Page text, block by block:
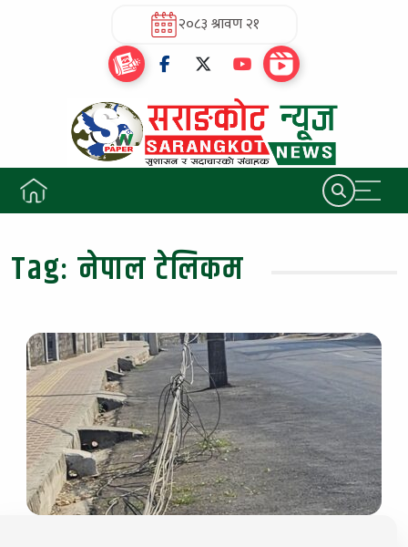
२०८३ श्रावण २१
Tag:नेपाल टेलिकम